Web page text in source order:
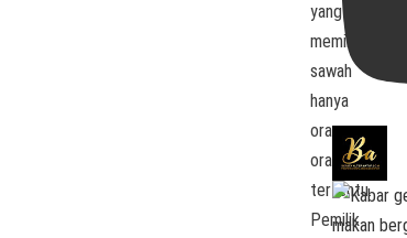
yang
memiliki
sawah
hanya
orang-
orang
tertentu.
Pemilik